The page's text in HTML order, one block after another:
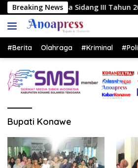
Langsung
ke
konten
Breaking News
Sidang III Tahun 2026 di Dapil IV
#Berita Olahraga #Kriminal
Bupati Konawe